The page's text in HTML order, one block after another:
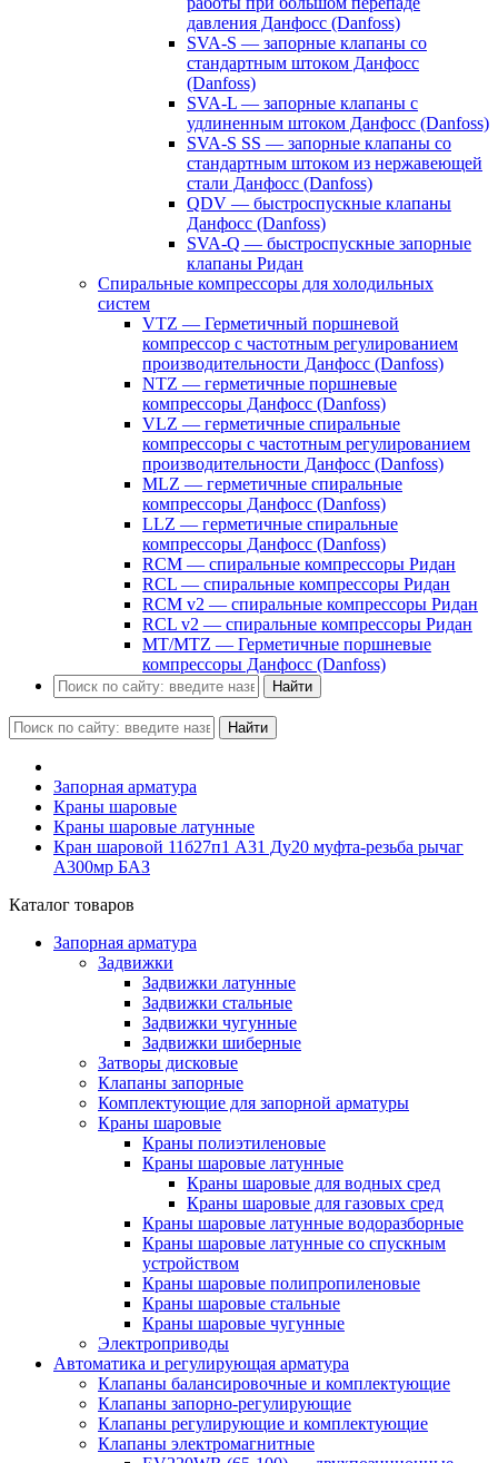
давления Данфосс (Danfoss)
SVA-S — запорные клапаны со
стандартным штоком Данфосс
(Danfoss)
SVA-L — запорные клапаны с
удлиненным штоком Данфосс (Danfoss)
SVA-S SS — запорные клапаны со
стандартным штоком из нержавеющей
стали Данфосс (Danfoss)
QDV — быстроспускные клапаны
Данфосс (Danfoss)
SVA-Q — быстроспускные запорные
клапаны Ридан
Спиральные компрессоры для холодильных
систем
VTZ — Герметичный поршневой
компрессор с частотным регулированием
производительности Данфосс (Danfoss)
NTZ — герметичные поршневые
компрессоры Данфосс (Danfoss)
VLZ — герметичные спиральные
компрессоры с частотным регулированием
производительности Данфосс (Danfoss)
MLZ — герметичные спиральные
компрессоры Данфосс (Danfoss)
LLZ — герметичные спиральные
компрессоры Данфосс (Danfoss)
RCM — спиральные компрессоры Ридан
RCL — спиральные компрессоры Ридан
RCM v2 — спиральные компрессоры Ридан
RCL v2 — спиральные компрессоры Ридан
MT/MTZ — Герметичные поршневые
компрессоры Данфосс (Danfoss)
Найти
Найти
Запорная арматура
Краны шаровые
Краны шаровые латунные
Кран шаровой 11б27п1 А31 Ду20 муфта-резьба рычаг
А300мр БАЗ
Каталог товаров
Запорная арматура
Задвижки
Задвижки латунные
Задвижки стальные
Задвижки чугунные
Задвижки шиберные
Затворы дисковые
Клапаны запорные
Комплектующие для запорной арматуры
Краны шаровые
Краны полиэтиленовые
Краны шаровые латунные
Краны шаровые для водных сред
Краны шаровые для газовых сред
Краны шаровые латунные водоразборные
Краны шаровые латунные со спускным
устройством
Краны шаровые полипропиленовые
Краны шаровые стальные
Краны шаровые чугунные
Электроприводы
Автоматика и регулирующая арматура
Клапаны балансировочные и комплектующие
Клапаны запорно-регулирующие
Клапаны регулирующие и комплектующие
Клапаны электромагнитные